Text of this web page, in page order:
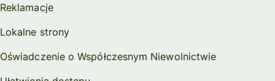
Reklamacje
Lokalne strony
Oświadczenie o Współczesnym Niewolnictwie